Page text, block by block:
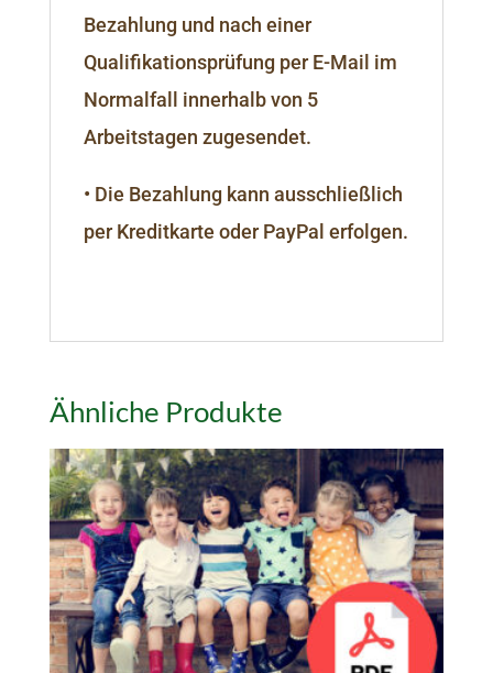
Bezahlung und nach einer
Qualifikationsprüfung per E-Mail im
Normalfall innerhalb von 5
Arbeitstagen zugesendet.
• Die Bezahlung kann ausschließlich
per Kreditkarte oder PayPal erfolgen.
Ähnliche Produkte